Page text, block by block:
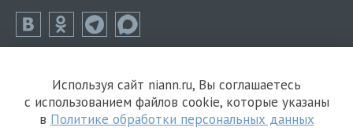
Используя сайт niann.ru, Вы соглашаетесь
с использованием файлов cookie, которые указаны
в Политике обработки персональных данных